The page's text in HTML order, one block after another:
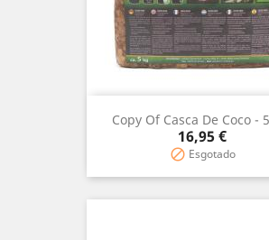
Copy Of Casca De Coco -
Precio
16,95 €
 Esgotado